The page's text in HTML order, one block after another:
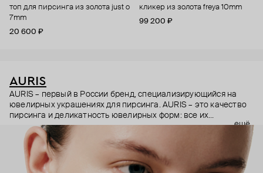
топ для пирсинга из золота just o
7mm
20 600 ₽
кликер из золота freya 10mm
99 200 ₽
AURIS
AURIS – первый в России бренд, специализирующийся на
ювелирных украшениях для пирсинга. AURIS – это качество
пирсинга и деликатность ювелирных форм: все их
украшения ручной работы. В процессе создания участвуют
как профессиональные пирсеры (они отвечают за
безопасность и эргономичность пирсинга), так и ювелирные
стилисты (благодаря им дизайн соответствует трендам, а
украшения легко сочетаются между собой).
ещё